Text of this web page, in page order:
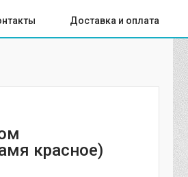
Доставка и оплата
красное)